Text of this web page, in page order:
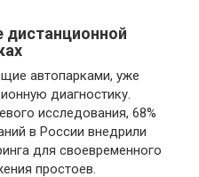
дистанционной
автопарками, уже
диагностику.
исследования, 68%
в России внедрили
для своевременного
простоев.